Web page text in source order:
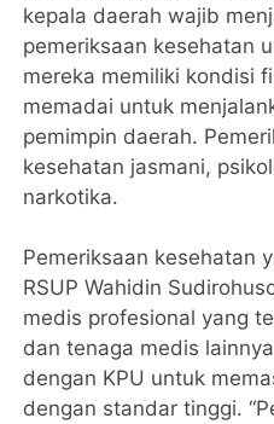
kepala daerah wajib
pemeriksaan kesehatan
mereka memiliki kondisi
memadai untuk
pemimpin daerah.
kesehatan jasmani,
narkotika.
Pemeriksaan kesehatan
RSUP Wahidin
medis profesional yang
dan tenaga medis
dengan KPU untuk
dengan standar tinggi.